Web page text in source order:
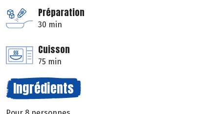
Préparation
30 min
Cuisson
75 min
Ingrédients